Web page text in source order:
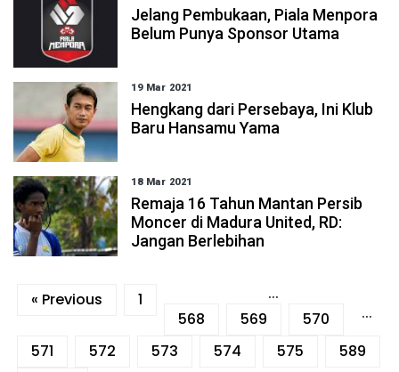
Jelang Pembukaan, Piala Menpora
Belum Punya Sponsor Utama
19 Mar 2021
Hengkang dari Persebaya, Ini Klub
Baru Hansamu Yama
18 Mar 2021
Remaja 16 Tahun Mantan Persib
Moncer di Madura United, RD:
Jangan Berlebihan
« Previous 1
...
568
569
570
571
572 573 574 575
...
589